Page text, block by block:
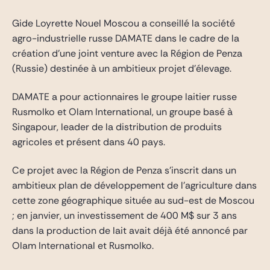
Blog Real Estate
Contact
Gide Loyrette Nouel Moscou a conseillé la société
agro-industrielle russe DAMATE dans le cadre de la
création d’une joint venture avec la Région de Penza
(Russie) destinée à un ambitieux projet d’élevage.
DAMATE a pour actionnaires le groupe laitier russe
Rusmolko et Olam International, un groupe basé à
Singapour, leader de la distribution de produits
agricoles et présent dans 40 pays.
Ce projet avec la Région de Penza s’inscrit dans un
ambitieux plan de développement de l’agriculture dans
cette zone géographique située au sud-est de Moscou
; en janvier, un investissement de 400 M$ sur 3 ans
dans la production de lait avait déjà été annoncé par
Olam International et Rusmolko.